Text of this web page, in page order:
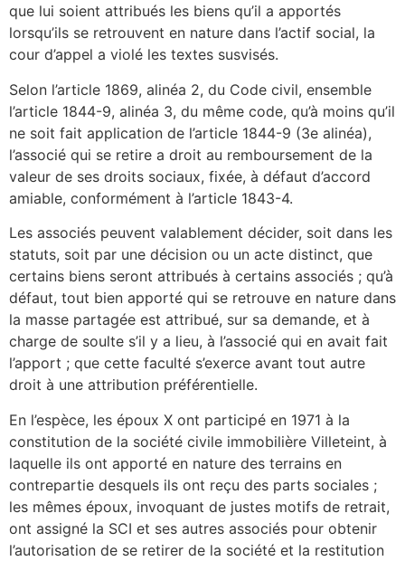
que lui soient attribués les biens qu’il a apportés
lorsqu’ils se retrouvent en nature dans l’actif social, la
cour d’appel a violé les textes susvisés.
Selon l’article 1869, alinéa 2, du Code civil, ensemble
l’article 1844-9, alinéa 3, du même code, qu’à moins qu’il
ne soit fait application de l’article 1844-9 (3e alinéa),
l’associé qui se retire a droit au remboursement de la
valeur de ses droits sociaux, fixée, à défaut d’accord
amiable, conformément à l’article 1843-4.
Les associés peuvent valablement décider, soit dans les
statuts, soit par une décision ou un acte distinct, que
certains biens seront attribués à certains associés ; qu’à
défaut, tout bien apporté qui se retrouve en nature dans
la masse partagée est attribué, sur sa demande, et à
charge de soulte s’il y a lieu, à l’associé qui en avait fait
l’apport ; que cette faculté s’exerce avant tout autre
droit à une attribution préférentielle.
En l’espèce, les époux X ont participé en 1971 à la
constitution de la société civile immobilière Villeteint, à
laquelle ils ont apporté en nature des terrains en
contrepartie desquels ils ont reçu des parts sociales ;
les mêmes époux, invoquant de justes motifs de retrait,
ont assigné la SCI et ses autres associés pour obtenir
l’autorisation de se retirer de la société et la restitution